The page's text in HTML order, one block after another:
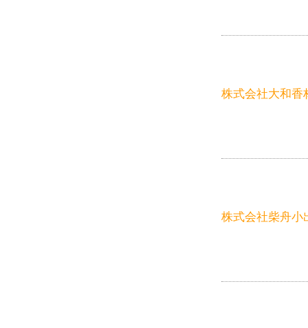
株式会社大和香
株式会社柴舟小